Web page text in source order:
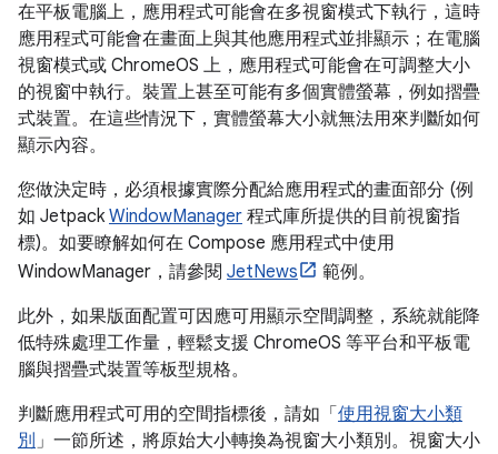
在平板電腦上，應用程式可能會在多視窗模式下執行，這時
應用程式可能會在畫面上與其他應用程式並排顯示；在電腦
視窗模式或 ChromeOS 上，應用程式可能會在可調整大小
的視窗中執行。裝置上甚至可能有多個實體螢幕，例如摺疊
式裝置。在這些情況下，實體螢幕大小就無法用來判斷如何
顯示內容。
您做決定時，必須根據實際分配給應用程式的畫面部分 (例
如 Jetpack WindowManager 程式庫所提供的目前視窗指
標)。如要瞭解如何在 Compose 應用程式中使用
WindowManager，請參閱 JetNews
範例。
此外，如果版面配置可因應可用顯示空間調整，系統就能降
低特殊處理工作量，輕鬆支援 ChromeOS 等平台和平板電
腦與摺疊式裝置等板型規格。
判斷應用程式可用的空間指標後，請如「 使用視窗大小類
別 」一節所述，將原始大小轉換為視窗大小類別。視窗大小